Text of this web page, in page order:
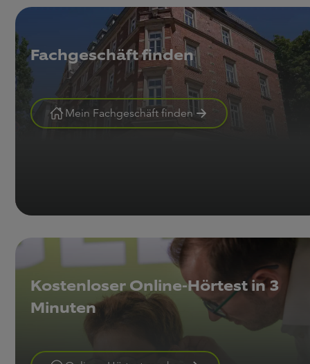
Fachgeschäft finden
Mein Fachgeschäft finden
Kostenloser Online-Hörtest in 3
Minuten